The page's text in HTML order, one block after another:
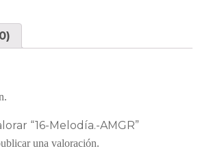
“16-Melodía.-AMGR”
una valoración.